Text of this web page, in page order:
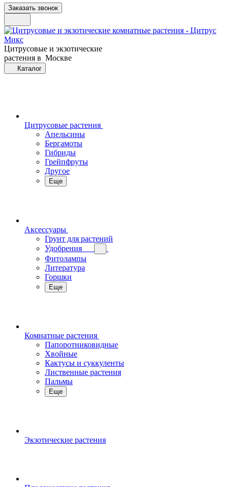
Заказать звонок
Цитрусовые и экзотические
растения в Москве
Каталог
Цитрусовые растения
Апельсины
Бергамоты
Гибриды
Грейпфруты
Другое
Еще
Аксессуары
Грунт для растений
Удобрения
Фитолампы
Литература
Горшки
Еще
Комнатные растения
Папоротниковидные
Хвойные
Кактусы и суккуленты
Лиственные растения
Пальмы
Еще
Экзотические растения